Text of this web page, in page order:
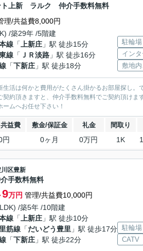
ト上新 ラルク 仲介手数料無料
理/共益費8,000円
/築29年 /5階建
線 「 上新庄 」駅 徒歩15分
線 「 ＪＲ淡路 」駅 徒歩16分
「下新庄 」駅 徒歩18分
駐輪場
イン
敷地
活は何かと費用がたくさん掛かるお部屋探し。
約頂きますと、仲介手数料無料でご契約頂け
ムへお任せ下さい！
益費 敷金/保証金 礼金 間取り
円 0ヶ月 0万円 1K
区豊新
手数料無料
9万円 管理/共益費10,000円
/築5年 /10階建
線 「 上新庄 」駅 徒歩10分
筋線 「だいどう豊里 」駅 徒歩17分
「下新庄 」駅 徒歩22分
駐輪場
CATV